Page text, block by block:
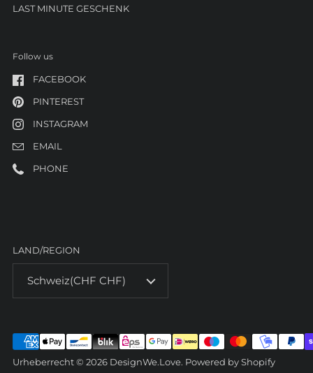
LAST MINUTE GESCHENK
Follow us
FACEBOOK
PINTEREST
INSTAGRAM
EMAIL
PHONE
LAND/REGION
Schweiz(CHF CHF)
Urheberrecht © 2026 DesignWe.Love. Powered by Shopify